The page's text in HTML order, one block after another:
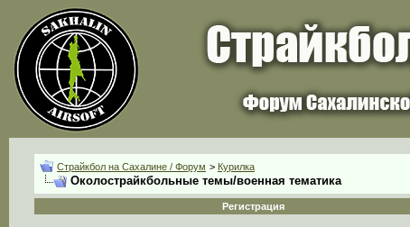
Страйкбол на Сахалине / Форум > Курилка
Околострайкбольные темы/военная тематика
Регистрация